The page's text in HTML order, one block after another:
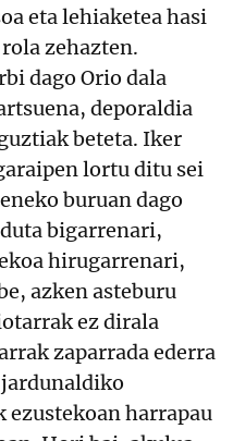
eta lehiaketea hasi
zehazten.
dago Orio dala
deporaldia
beteta. Iker
lortu ditu sei
buruan dago
bigarrenari,
hirugarrenari,
azken asteburu
ez dirala
zaparrada ederra
ezustekoan harrapau